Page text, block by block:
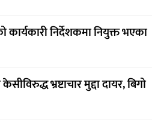
निर्देशकमा नियुक्त भएका
भ्रष्टाचार मुद्दा दायर, बिगो